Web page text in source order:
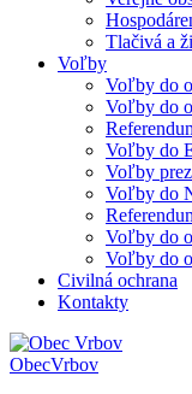
Tlačivá a
Voľby
Voľby do
Voľby do
Voľby do
Voľby
Voľby do
Voľby do
Voľby do
Civilná ochrana
Kontakty
ObecVrbov